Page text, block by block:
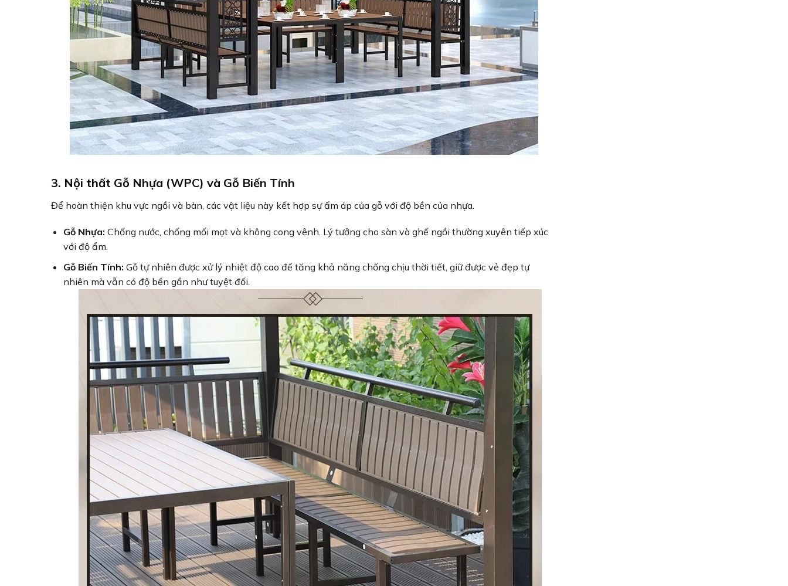
3. Nội thất Gỗ Nhựa (WPC) và Gỗ Biến Tính
Để hoàn thiện khu vực ngồi và bàn, các vật liệu này kết hợp sự ấm áp của gỗ với độ bền của nhựa.
Gỗ Nhựa: Chống nước, chống mối mọt và không cong vênh. Lý tưởng cho sàn và ghế ngồi thường xuyên tiếp xúc
với độ ẩm.
Gỗ Biến Tính: Gỗ tự nhiên được xử lý nhiệt độ cao để tăng khả năng chống chịu thời tiết, giữ được vẻ đẹp tự
nhiên mà vẫn có độ bền gần như tuyệt đối.